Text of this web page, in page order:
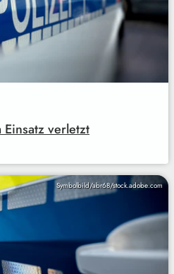
verletzt
Symbolbild/abr68/stock.adobe.com